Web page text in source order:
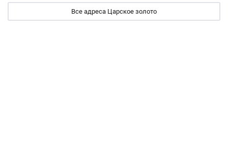
Все адреса Царское золото